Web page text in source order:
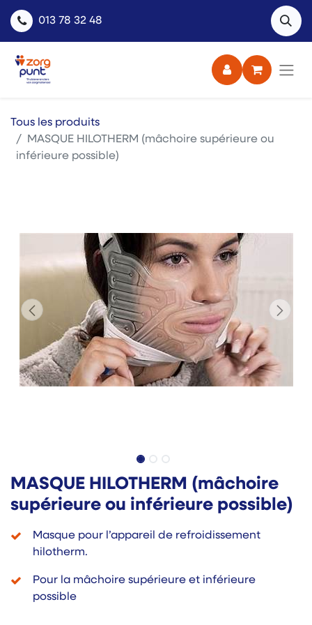
013 78 32 48
Tous les produits
MASQUE HILOTHERM (mâchoire supérieure ou
inférieure possible)
MASQUE HILOTHERM (mâchoire
supérieure ou inférieure possible)
Masque pour l’appareil de refroidissement
hilotherm.
Pour la mâchoire supérieure et inférieure
possible